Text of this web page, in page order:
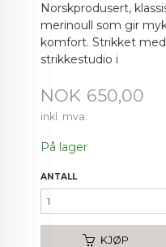
Norskprodusert,
merinoull som gir
komfort. Strikket
strikkestudio i
Pris
NOK 650,00
inkl. mva.
På lager
ANTALL
KJØP